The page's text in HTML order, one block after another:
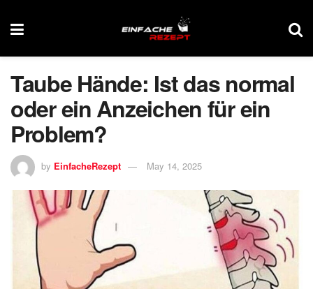
Taube Hände: Ist das normal
oder ein Anzeichen für ein
Problem?
by EinfacheRezept May 14, 2025